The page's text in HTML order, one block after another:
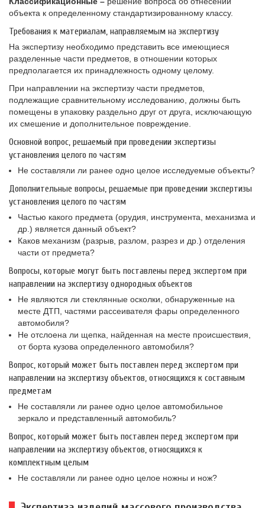
объекта к определенному стандартизированному классу.
Требования к материалам, направляемым на экспертизу
На экспертизу необходимо представить все имеющиеся
разделенные части предметов, в отношении которых
предполагается их принадлежность одному целому.
При направлении на экспертизу части предметов,
подлежащие сравнительному исследованию, должны быть
помещены в упаковку раздельно друг от друга, исключающую
их смешение и дополнительное повреждение.
Основной вопрос, решаемый при проведении экспертизы
установления целого по частям
Не составляли ли ранее одно целое исследуемые объекты?
Дополнительные вопросы, решаемые при проведении экспертизы
установления целого по частям
Частью какого предмета (орудия, инструмента, механизма и
др.) является данный объект?
Каков механизм (разрыв, разлом, разрез и др.) отделения
части от предмета?
Вопросы, которые могут быть поставлены перед экспертом при
направлении на экспертизу однородных объектов
Не являются ли стеклянные осколки, обнаруженные на
месте ДТП, частями рассеивателя фары определенного
автомобиля?
Не отслоена ли щепка, найденная на месте происшествия,
от борта кузова определенного автомобиля?
Вопрос, который может быть поставлен перед экспертом при
направлении на экспертизу объектов, относящихся к составным
предметам
Не составляли ли ранее одно целое автомобильное
зеркало и представленный автомобиль?
Вопрос, который может быть поставлен перед экспертом при
направлении на экспертизу объектов, относящихся к
комплектным целым
Не составляли ли ранее одно целое ножны и нож?